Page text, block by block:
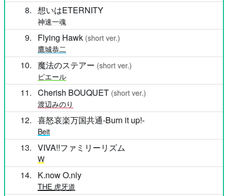
8 想いはETERNITY
神速一魂
9 Flying Hawk (short ver.)
鷹城恭二
10 魔法のステアー (short ver.)
ピエール
11 Cherish BOUQUET (short ver.)
渡辺みのり
12 喜怒哀楽万国共通-Burn it up!-
Beit
13 VIVA!!ファミリーリズム
W
14 K.now O.nly
THE 虎牙道